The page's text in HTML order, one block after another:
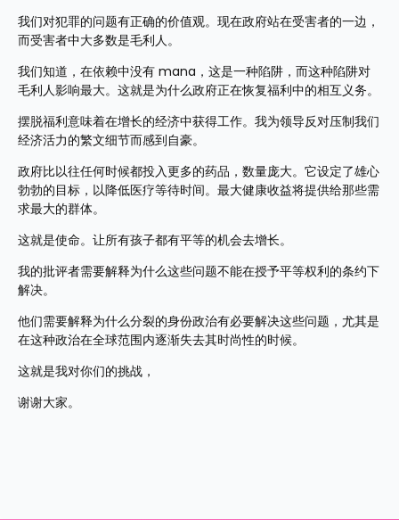
我们对犯罪的问题有正确的价值观。现在政府站在受害者的一边，
而受害者中大多数是毛利人。
我们知道，在依赖中没有 mana，这是一种陷阱，而这种陷阱对
毛利人影响最大。这就是为什么政府正在恢复福利中的相互义务。
摆脱福利意味着在增长的经济中获得工作。我为领导反对压制我们
经济活力的繁文细节而感到自豪。
政府比以往任何时候都投入更多的药品，数量庞大。它设定了雄心
勃勃的目标，以降低医疗等待时间。最大健康收益将提供给那些需
求最大的群体。
这就是使命。让所有孩子都有平等的机会去增长。
我的批评者需要解释为什么这些问题不能在授予平等权利的条约下
解决。
他们需要解释为什么分裂的身份政治有必要解决这些问题，尤其是
在这种政治在全球范围内逐渐失去其时尚性的时候。
这就是我对你们的挑战，
谢谢大家。